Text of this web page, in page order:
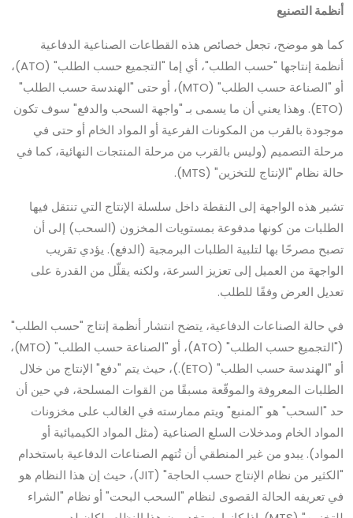
أنظمة التصنيع
كما هو موضح، تجعل خصائص هذه القطاعات الصناعية الدفاعية
أنظمة إنتاجها "حسب الطلب"، أي إما "التجميع حسب الطلب" (ATO)،
أو "الصناعة حسب الطلب" (MTO)، أو حتى "الهندسة حسب الطلب"
(ETO). وهذا يعني أن ما يسمى بـ "واجهة السحب والدفع" سوف تكون
موجودة بالقرب من المكونات الفرعية أو المواد الخام أو حتى في
مرحلة التصميم (وليس بالقرب من مرحلة المنتجات النهائية، كما في
حالة نظام "الإنتاج للتخزين" (MTS).
تشير هذه الواجهة إلى النقطة داخل سلسلة الإنتاج التي تنتقل فيها
الطلبات من كونها مدفوعة بمستويات المخزون (السحب) إلى أن
تصبح مصرحًا بها لتلبية الطلبات البرمجية (الدفع). يؤدي تقريب
الواجهة من العميل إلى تعزيز السرعة، ولكنه يقلّل من القدرة على
تعديل العرض وفقًا للطلب.
في حالة الصناعات الدفاعية، يتضح انتشار أنظمة إنتاج "حسب الطلب"
("التجميع حسب الطلب" (ATO)، أو "الصناعة حسب الطلب" (MTO)،
أو "الهندسة حسب الطلب" (ETO).)، حيث يتم "دفع" الإنتاج من خلال
الطلبات المعروفة والموقّعة مسبقًا من القوات المسلحة، في حين أن
حد "السحب" هو "المنبع" ويتم ممارسته في الغالب على مخزونات
المواد الخام ومدخلات السلع الصناعية (مثل المواد الكيميائية أو
المواد). يبدو من غير المنطقي أن تُتهم الصناعات الدفاعية باستخدام
"الكثير من نظام الإنتاج حسب الحاجة" (JIT)، حيث إن هذا النظام هو
في تعريفه الحالة القصوى لنظام "السحب البحت" أو نظام "الشراء